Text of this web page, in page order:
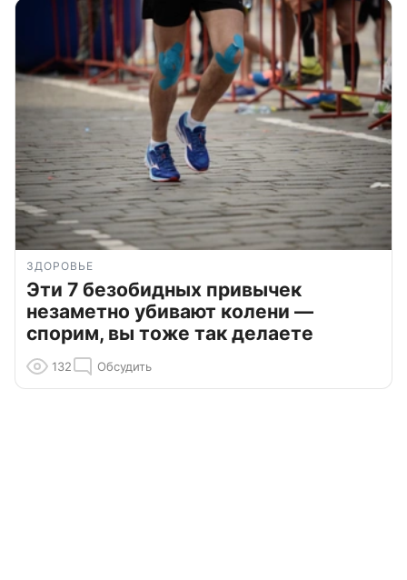
ЗДОРОВЬЕ
Эти 7 безобидных привычек
незаметно убивают колени —
спорим, вы тоже так делаете
132 Обсудить